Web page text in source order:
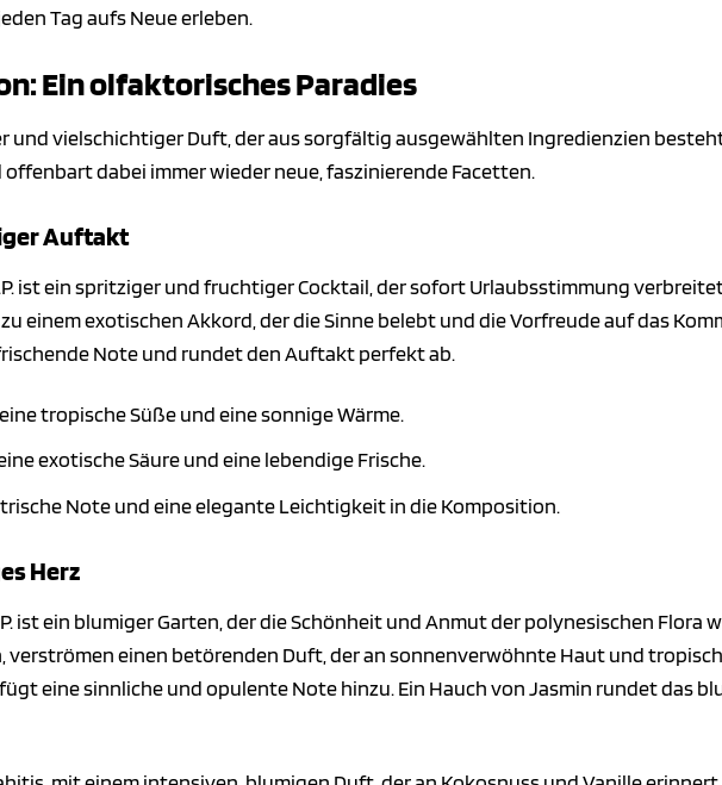
Tag aufs Neue erleben.
Ein olfaktorisches Paradies
und vielschichtiger Duft, der aus sorgfältig ausgewählten Ingredienzien
dabei immer wieder neue, faszinierende Facetten.
Auftakt
ist ein spritziger und fruchtiger Cocktail, der sofort Urlaubsstimmung
einem exotischen Akkord, der die Sinne belebt und die Vorfreude auf das
Note und rundet den Auftakt perfekt ab.
tropische Süße und eine sonnige Wärme.
exotische Säure und eine lebendige Frische.
Note und eine elegante Leichtigkeit in die Komposition.
Herz
ist ein blumiger Garten, der die Schönheit und Anmut der polynesischen Flora
verströmen einen betörenden Duft, der an sonnenverwöhnte Haut und
eine sinnliche und opulente Note hinzu. Ein Hauch von Jasmin rundet das